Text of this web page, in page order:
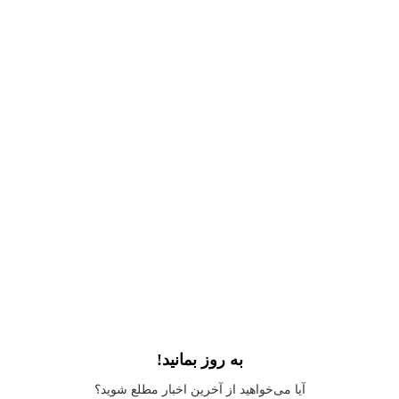
Application error: a client
-side exception has occurred while loading
به روز بمانید!
آیا می‌خواهید از آخرین اخبار مطلع شوید؟